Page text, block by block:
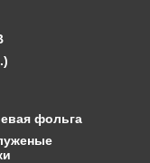
фольга